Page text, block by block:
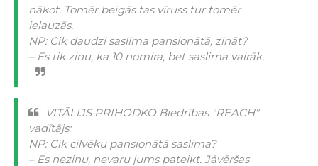
nākot. Tomēr beigās tas vīruss tur tomēr
ielauzās.
NP: Cik daudzi saslima pansionātā, zināt?
– Es tik zinu, ka 10 nomira, bet saslima vairāk.
VITĀLIJS PRIHODKO Biedrības "REACH"
vadītājs:
NP: Cik cilvēku pansionātā saslima?
– Es nezinu, nevaru jums pateikt. Jāvēršas